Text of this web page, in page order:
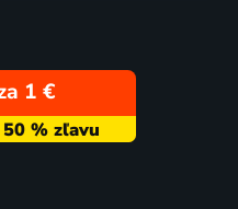
1 €